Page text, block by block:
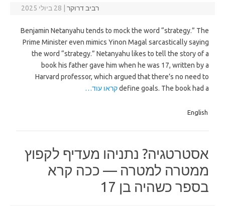
רביב דרוקר 28 ביולי 2025
Benjamin Netanyahu tends to mock the word “strategy.” The
Prime Minister even mimics Yinon Magal sarcastically saying
the word “strategy.” Netanyahu likes to tell the story of a
book his father gave him when he was 17, written by a
Harvard professor, which argued that there’s no need to
define goals. The book had aקראו עוד…
English
אסטרטגיה? נתניהו מעדיף לקפוץ
ממטרה למטרה — ככה קרא
בספר כשהיה בן 17